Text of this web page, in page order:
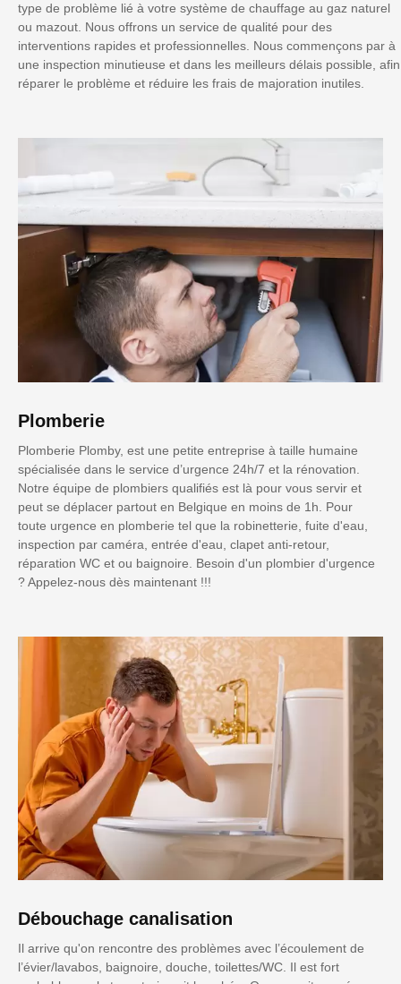
type de problème lié à votre système de chauffage au gaz naturel
ou mazout. Nous offrons un service de qualité pour des
interventions rapides et professionnelles. Nous commençons par à
une inspection minutieuse et dans les meilleurs délais possible, afin
réparer le problème et réduire les frais de majoration inutiles.
Plomberie
Plomberie Plomby, est une petite entreprise à taille humaine
spécialisée dans le service d’urgence 24h/7 et la rénovation.
Notre équipe de plombiers qualifiés est là pour vous servir et
peut se déplacer partout en Belgique en moins de 1h. Pour
toute urgence en plomberie tel que la robinetterie, fuite d'eau,
inspection par caméra, entrée d'eau, clapet anti-retour,
réparation WC et ou baignoire. Besoin d'un plombier d'urgence
? Appelez-nous dès maintenant !!!
Débouchage canalisation
Il arrive qu'on rencontre des problèmes avec l’écoulement de
l’évier/lavabos, baignoire, douche, toilettes/WC. Il est fort